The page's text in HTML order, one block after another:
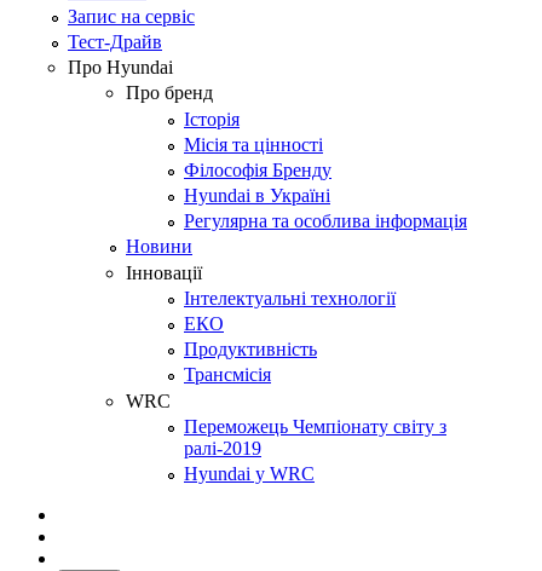
Запис на сервіс
Тест-Драйв
Про Hyundai
Про бренд
Історія
Місія та цінності
Філософія Бренду
Hyundai в Україні
Регулярна та особлива інформація
Новини
Інновації
Інтелектуальні технології
ЕКО
Продуктивність
Трансмісія
WRC
Переможець Чемпіонату світу з
ралі-2019
Hyundai у WRC